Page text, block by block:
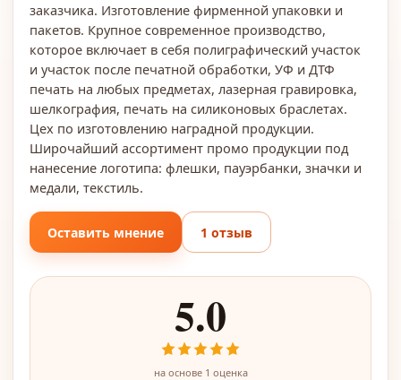
заказчика. Изготовление фирменной упаковки и
пакетов. Крупное современное производство,
которое включает в себя полиграфический участок
и участок после печатной обработки, УФ и ДТФ
печать на любых предметах, лазерная гравировка,
шелкография, печать на силиконовых браслетах.
Цех по изготовлению наградной продукции.
Широчайший ассортимент промо продукции под
нанесение логотипа: флешки, пауэрбанки, значки и
медали, текстиль.
Оставить мнение 1 отзыв
5.0
на основе 1 оценка